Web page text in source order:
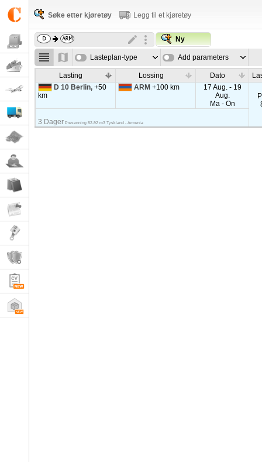
Søke etter kjøretøy Legg til et kjøretøy
Ny
Lasteplan-type Add parameters
Lasting Lossing Dato
D 10 Berlin,+50
km
ARM+100 km
17 Aug. - 19
Aug.
Ma - On
3 Dager Presenning 82-92 m3 Tyskland - Armenia